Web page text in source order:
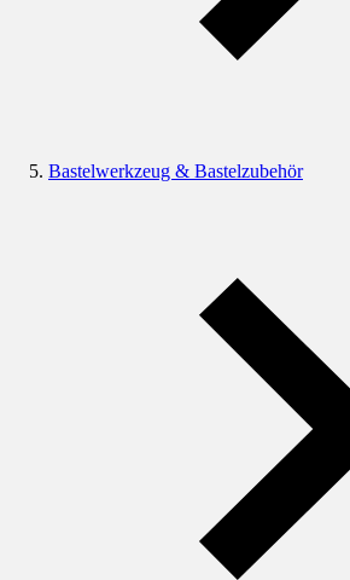
Bastelwerkzeug & Bastelzubehör